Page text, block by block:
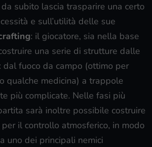
subito lascia trasparire una certo
e sull’utilità delle sue
: il giocatore, sia nella base
una serie di strutture dalle
dal fuoco da campo (ottimo per
qualche medicina) a trappole
più complicate. Nelle fasi più
sarà inoltre possibile costruire
il controllo atmosferico, in modo
uno dei principali nemici